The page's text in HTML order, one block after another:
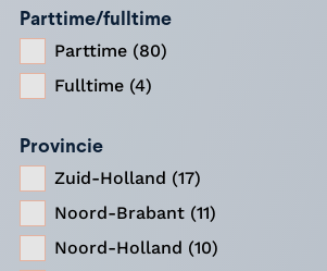
Parttime/fulltime
Parttime (80)
Fulltime (4)
Provincie
Zuid-Holland (17)
Noord-Brabant (11)
Noord-Holland (10)